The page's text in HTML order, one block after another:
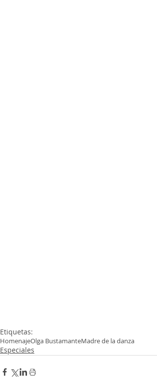
Etiquetas:
HomenajeOlga BustamanteMadre de la danza
Especiales